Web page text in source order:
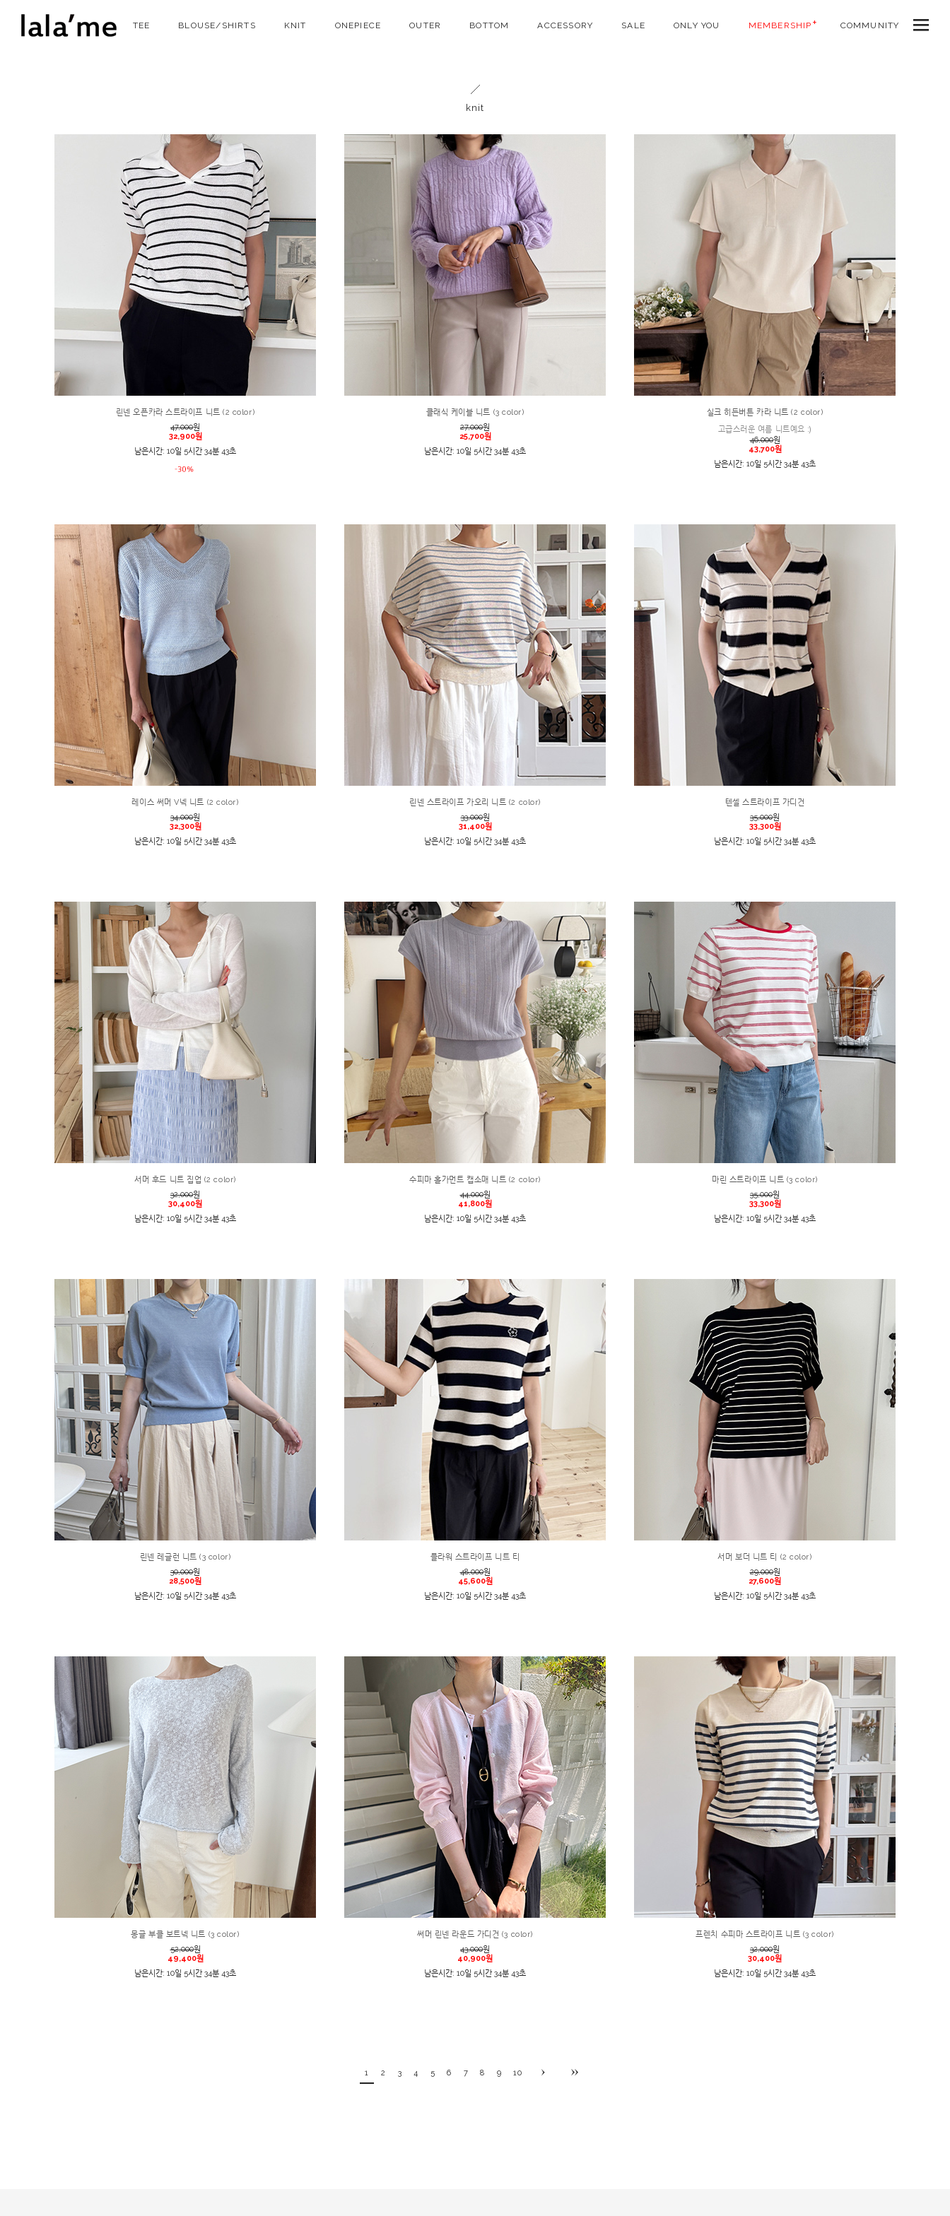
TEE BLOUSE/SHIRTS KNIT ONEPIECE OUTER BOTTOM ACCESSORY SALE ONLY YOU MEMBERSHIP COMMUNITY
knit
린넨 오픈카라 스트라이프 니트 (2 color)
47,000원
32,900원
남은시간: 10일 5시간 34분 43초
클래식 케이블 니트 (3 color)
27,000원
25,700원
남은시간: 10일 5시간 34분 43초
실크 히든버튼 카라 니트 (2 color)
고급스러운 여름 니트예요 :)
46,000원
43,700원
남은시간: 10일 5시간 34분 43초
레이스 써머 V넥 니트 (2 color)
34,000원
32,300원
남은시간: 10일 5시간 34분 43초
린넨 스트라이프 가오리 니트 (2 color)
33,000원
31,400원
남은시간: 10일 5시간 34분 43초
텐셀 스트라이프 가디건
35,000원
33,300원
남은시간: 10일 5시간 34분 43초
서머 후드 니트 집업 (2 color)
32,000원
30,400원
남은시간: 10일 5시간 34분 43초
수피마 홀가먼트 캡소매 니트 (2 color)
44,000원
41,800원
남은시간: 10일 5시간 34분 43초
마린 스트라이프 니트 (3 color)
35,000원
33,300원
남은시간: 10일 5시간 34분 43초
린넨 레글런 니트 (3 color)
30,000원
28,500원
남은시간: 10일 5시간 34분 43초
플라워 스트라이프 니트 티
48,000원
45,600원
남은시간: 10일 5시간 34분 43초
서머 보더 니트 티 (2 color)
29,000원
27,600원
남은시간: 10일 5시간 34분 43초
몽글 부클 보트넥 니트 (3 color)
52,000원
49,400원
남은시간: 10일 5시간 34분 43초
써머 린넨 라운드 가디건 (3 color)
43,000원
40,900원
남은시간: 10일 5시간 34분 43초
프렌치 수피마 스트라이프 니트 (3 color)
32,000원
30,400원
남은시간: 10일 5시간 34분 43초
1 2 3 4 5 6 7 8 9 10